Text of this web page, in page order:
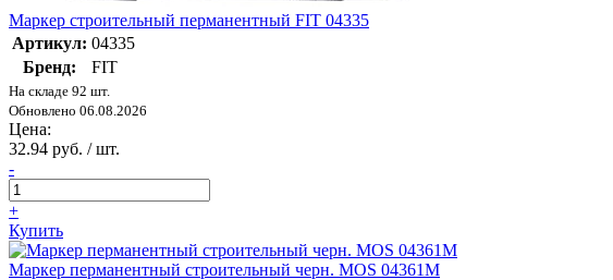
Маркер строительный перманентный FIT 04335
Артикул: 04335
Бренд:
FIT
На складе 92 шт.
Обновлено 06.08.2026
Цена:
32.94 руб. / шт.
-
+
Купить
Маркер перманентный строительный черн. MOS 04361М